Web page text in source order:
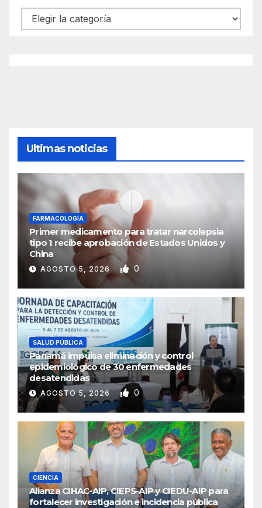
Categorías
Ultimas noticias
FARMACOLOGÍA
Primer medicamento para tratar narcolepsia
tipo 1 recibe aprobación de Estados Unidos y
China
AGOSTO 5, 2026 0
SALUD PÚBLICA
Panamá impulsa eliminación y control
epidemiológico de 30 enfermedades
desatendidas
AGOSTO 5, 2026 0
CIENCIA
Alianza CIHAC-AIP, CIEPS-AIP y CIEDU-AIP para
fortalecer investigación e incidencia pública